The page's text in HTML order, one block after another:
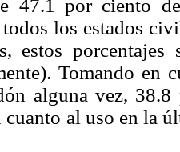
47.1 por ciento
los estados
estos
Tomando en
alguna vez,
cuanto al uso en la